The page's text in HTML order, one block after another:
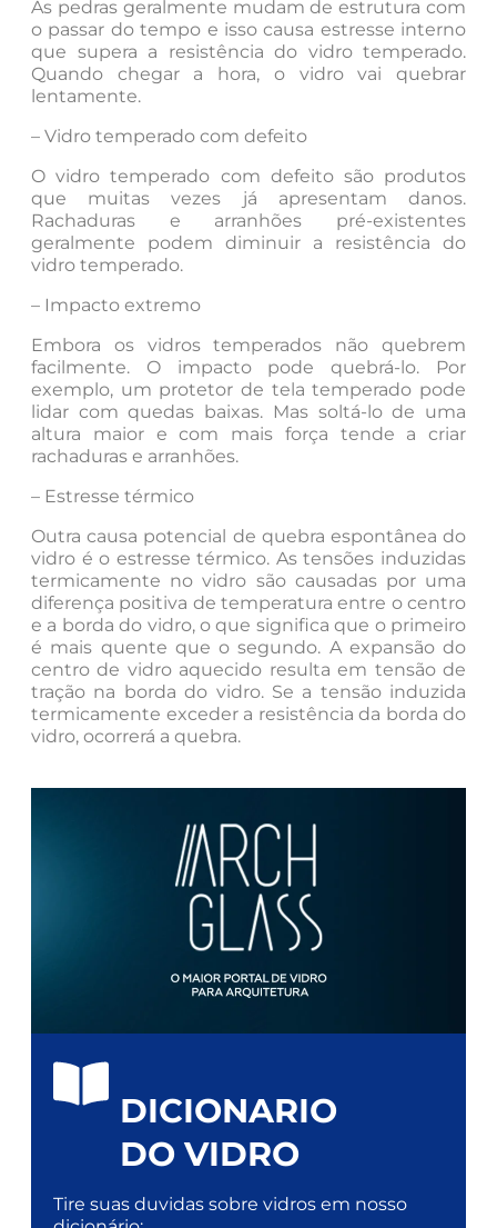
As pedras geralmente mudam de estrutura com
o passar do tempo e isso causa estresse interno
que supera a resistência do vidro temperado.
Quando chegar a hora, o vidro vai quebrar
lentamente.
– Vidro temperado com defeito
O vidro temperado com defeito são produtos
que muitas vezes já apresentam danos.
Rachaduras e arranhões pré-existentes
geralmente podem diminuir a resistência do
vidro temperado.
– Impacto extremo
Embora os vidros temperados não quebrem
facilmente. O impacto pode quebrá-lo. Por
exemplo, um protetor de tela temperado pode
lidar com quedas baixas. Mas soltá-lo de uma
altura maior e com mais força tende a criar
rachaduras e arranhões.
– Estresse térmico
Outra causa potencial de quebra espontânea do
vidro é o estresse térmico. As tensões induzidas
termicamente no vidro são causadas por uma
diferença positiva de temperatura entre o centro
e a borda do vidro, o que significa que o primeiro
é mais quente que o segundo. A expansão do
centro de vidro aquecido resulta em tensão de
tração na borda do vidro. Se a tensão induzida
termicamente exceder a resistência da borda do
vidro, ocorrerá a quebra.
DICIONARIO
DO VIDRO
Tire suas duvidas sobre vidros em nosso